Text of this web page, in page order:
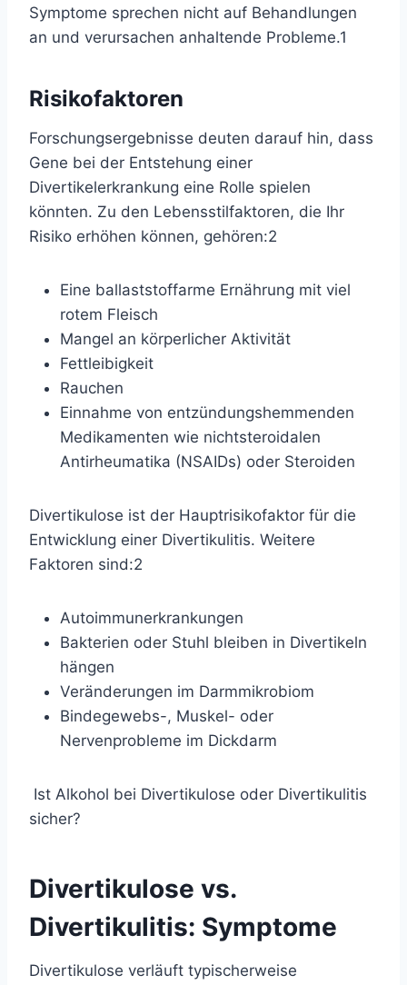
Symptome sprechen nicht auf Behandlungen
an und verursachen anhaltende Probleme.1
Risikofaktoren
Forschungsergebnisse deuten darauf hin, dass
Gene bei der Entstehung einer
Divertikelerkrankung eine Rolle spielen
könnten. Zu den Lebensstilfaktoren, die Ihr
Risiko erhöhen können, gehören:2
Eine ballaststoffarme Ernährung mit viel
rotem Fleisch
Mangel an körperlicher Aktivität
Fettleibigkeit
Rauchen
Einnahme von entzündungshemmenden
Medikamenten wie nichtsteroidalen
Antirheumatika (NSAIDs) oder Steroiden
Divertikulose ist der Hauptrisikofaktor für die
Entwicklung einer Divertikulitis. Weitere
Faktoren sind:2
Autoimmunerkrankungen
Bakterien oder Stuhl bleiben in Divertikeln
hängen
Veränderungen im Darmmikrobiom
Bindegewebs-, Muskel- oder
Nervenprobleme im Dickdarm
Ist Alkohol bei Divertikulose oder Divertikulitis
sicher?
Divertikulose vs.
Divertikulitis: Symptome
Divertikulose verläuft typischerweise